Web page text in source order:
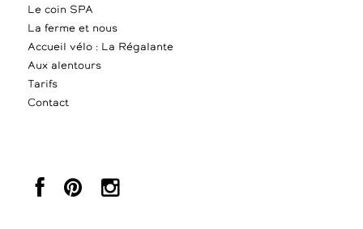
Le coin SPA
La ferme et nous
Accueil vélo : La Régalante
Aux alentours
Tarifs
Contact